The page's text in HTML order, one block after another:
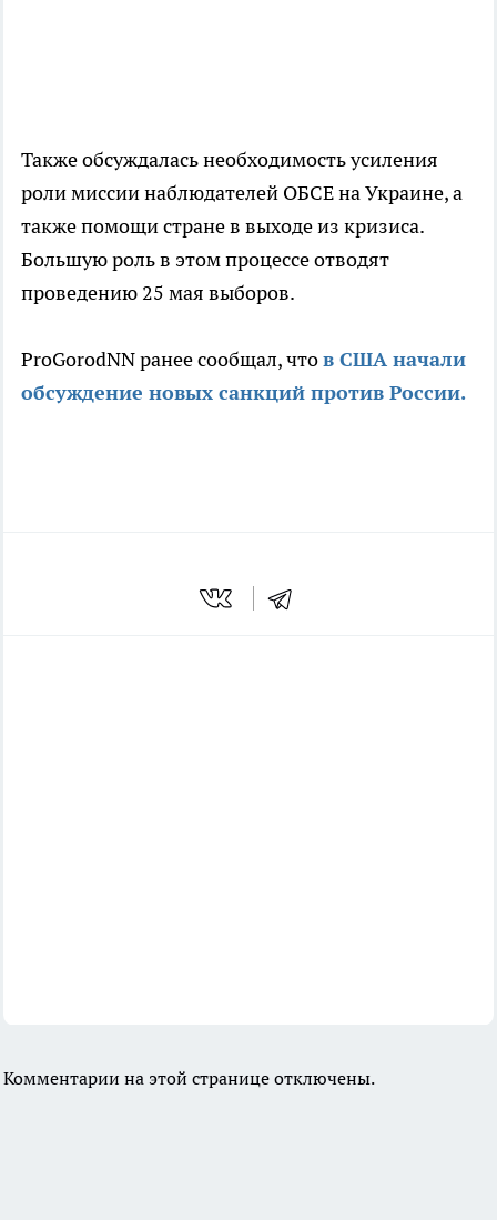
Также обсуждалась необходимость усиления
роли миссии наблюдателей ОБСЕ на Украине, а
также помощи стране в выходе из кризиса.
Большую роль в этом процессе отводят
проведению 25 мая выборов.
ProGorodNN ранее сообщал, чтов США начали
обсуждение новых санкций против России.
Комментарии на этой странице отключены.